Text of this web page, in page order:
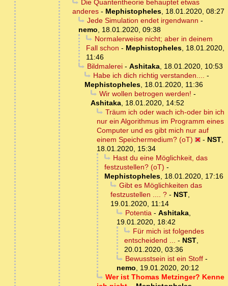
Die Quantentheorie behauptet etwas
anderes - Mephistopheles, 18.01.2020, 08:27
Jede Simulation endet irgendwann -
nemo, 18.01.2020, 09:38
Normalerweise nicht; aber in deinem
Fall schon - Mephistopheles, 18.01.2020,
11:46
Bildmalerei- Ashitaka, 18.01.2020, 10:53
Habe ich dich richtig verstanden.... -
Mephistopheles, 18.01.2020, 11:36
Wir wollen betrogen werden! -
Ashitaka, 18.01.2020, 14:52
Träum ich oder wach ich-oder bin ich
nur ein Algorithmus im Programm eines
Computer und es gibt mich nur auf
einem Speichermedium? (oT)
- NST,
18.01.2020, 15:34
Hast du eine Möglichkeit, das
festzustellen? (oT) -
Mephistopheles, 18.01.2020, 17:16
Gibt es Möglichkeiten das
festzustellen .... ? - NST,
19.01.2020, 11:14
Potentia- Ashitaka,
19.01.2020, 18:42
Für mich ist folgendes
entscheidend ... - NST,
20.01.2020, 03:36
Bewusstsein ist ein Stoff-
nemo, 19.01.2020, 20:12
Wer ist Thomas Metzinger? Kenne